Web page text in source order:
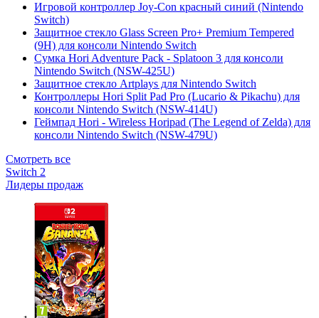
Игровой контроллер Joy-Con красный синий (Nintendo
Switch)
Защитное стекло Glass Screen Pro+ Premium Tempered
(9H) для консоли Nintendo Switch
Сумка Hori Adventure Pack - Splatoon 3 для консоли
Nintendo Switch (NSW-425U)
Защитное стекло Artplays для Nintendo Switch
Контроллеры Hori Split Pad Pro (Lucario & Pikachu) для
консоли Nintendo Switch (NSW-414U)
Геймпад Hori - Wireless Horipad (The Legend of Zelda) для
консоли Nintendo Switch (NSW-479U)
Смотреть все
Switch 2
Лидеры продаж